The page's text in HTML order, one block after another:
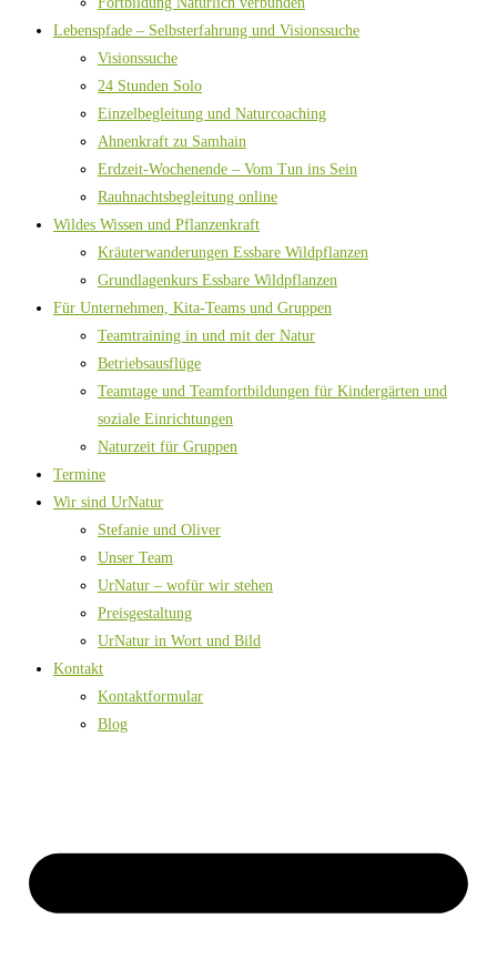
Lebenspfade – Selbsterfahrung und Visionssuche
Visionssuche
24 Stunden Solo
Einzelbegleitung und Naturcoaching
Ahnenkraft zu Samhain
Erdzeit-Wochenende – Vom Tun ins Sein
Rauhnachtsbegleitung online
Wildes Wissen und Pflanzenkraft
Kräuterwanderungen Essbare Wildpflanzen
Grundlagenkurs Essbare Wildpflanzen
Für Unternehmen, Kita-Teams und Gruppen
Teamtraining in und mit der Natur
Betriebsausflüge
Teamtage und Teamfortbildungen für Kindergärten und
soziale Einrichtungen
Naturzeit für Gruppen
Termine
Wir sind UrNatur
Stefanie und Oliver
Unser Team
UrNatur – wofür wir stehen
Preisgestaltung
UrNatur in Wort und Bild
Kontakt
Kontaktformular
Blog